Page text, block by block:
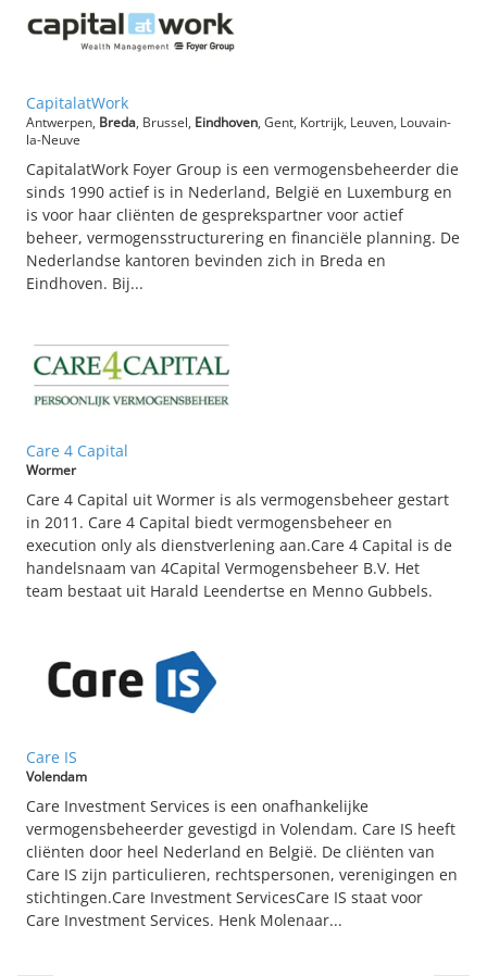
CapitalatWork
Antwerpen, Breda, Brussel, Eindhoven, Gent, Kortrijk, Leuven, Louvain-
la-Neuve
CapitalatWork Foyer Group is een vermogensbeheerder die
sinds 1990 actief is in Nederland, België en Luxemburg en
is voor haar cliënten de gesprekspartner voor actief
beheer, vermogensstructurering en financiële planning. De
Nederlandse kantoren bevinden zich in Breda en
Eindhoven. Bij...
Care 4 Capital
Wormer
Care 4 Capital uit Wormer is als vermogensbeheer gestart
in 2011. Care 4 Capital biedt vermogensbeheer en
execution only als dienstverlening aan.Care 4 Capital is de
handelsnaam van 4Capital Vermogensbeheer B.V. Het
team bestaat uit Harald Leendertse en Menno Gubbels.
Care IS
Volendam
Care Investment Services is een onafhankelijke
vermogensbeheerder gevestigd in Volendam. Care IS heeft
cliënten door heel Nederland en België. De cliënten van
Care IS zijn particulieren, rechtspersonen, verenigingen en
stichtingen.Care Investment ServicesCare IS staat voor
Care Investment Services. Henk Molenaar...